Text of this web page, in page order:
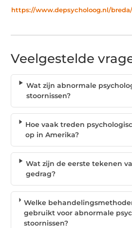
https://www.depsycholoog.nl/breda/
Veelgestelde
Wat zijn abnormale
stoornissen?
Hoe vaak treden
op in Amerika?
Wat zijn de eerste tekenen
gedrag?
Welke
gebruikt voor abnormale
stoornissen?